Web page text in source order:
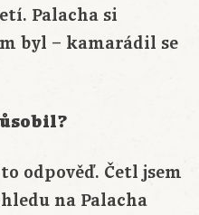
Palacha si
byl – kamarádil se
odpověď. Četl jsem
na Palacha